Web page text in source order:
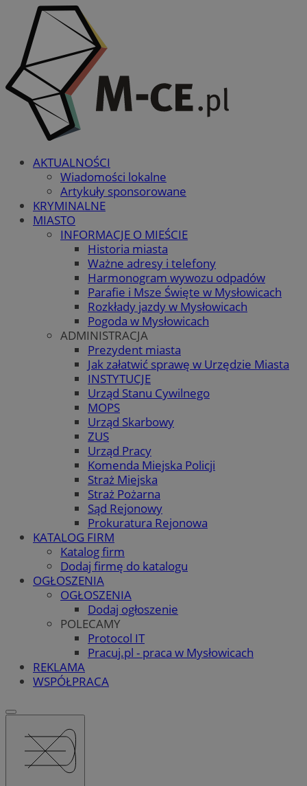
AKTUALNOŚCI
Wiadomości lokalne
Artykuły sponsorowane
KRYMINALNE
MIASTO
INFORMACJE O MIEŚCIE
Historia miasta
Ważne adresy i telefony
Harmonogram wywozu odpadów
Parafie i Msze Święte w Mysłowicach
Rozkłady jazdy w Mysłowicach
Pogoda w Mysłowicach
ADMINISTRACJA
Prezydent miasta
Jak załatwić sprawę w Urzędzie Miasta
INSTYTUCJE
Urząd Stanu Cywilnego
MOPS
Urząd Skarbowy
ZUS
Urząd Pracy
Komenda Miejska Policji
Straż Miejska
Straż Pożarna
Sąd Rejonowy
Prokuratura Rejonowa
KATALOG FIRM
Katalog firm
Dodaj firmę do katalogu
OGŁOSZENIA
OGŁOSZENIA
Dodaj ogłoszenie
POLECAMY
Protocol IT
Pracuj.pl - praca w Mysłowicach
REKLAMA
WSPÓŁPRACA